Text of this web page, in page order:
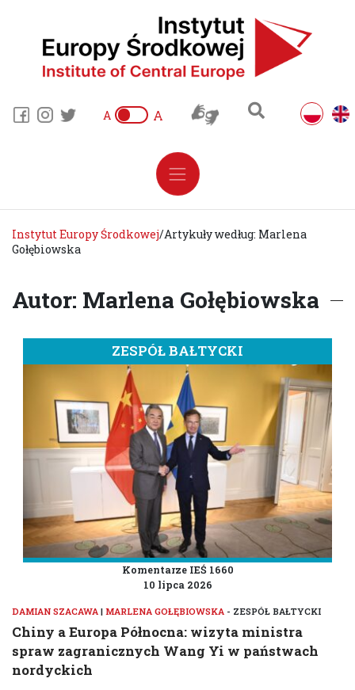
A A
Instytut Europy Środkowej/Artykuły według: Marlena
Gołębiowska
Autor: Marlena Gołębiowska
ZESPÓŁ BAŁTYCKI
Komentarze IEŚ 1660
10 lipca 2026
DAMIAN SZACAWA | MARLENA GOŁĘBIOWSKA - ZESPÓŁ BAŁTYCKI
Chiny a Europa Północna: wizyta ministra
spraw zagranicznych Wang Yi w państwach
nordyckich